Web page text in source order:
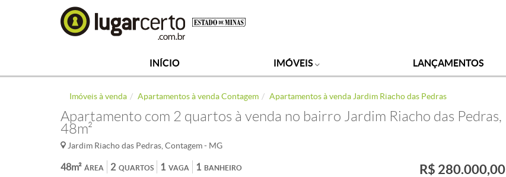
INÍCIO IMÓVEIS LANÇAMENTOS
Imóveis à venda Apartamentos à venda Contagem Apartamentos à venda Jardim Riacho das Pedras
Apartamento com 2 quartos à venda no bairro Jardim Riacho das Pedras,
48m²
Jardim Riacho das Pedras, Contagem - MG
ÁREA
48m² QUARTOS
2 VAGA
1 BANHEIRO
1 R$ 280.000,00